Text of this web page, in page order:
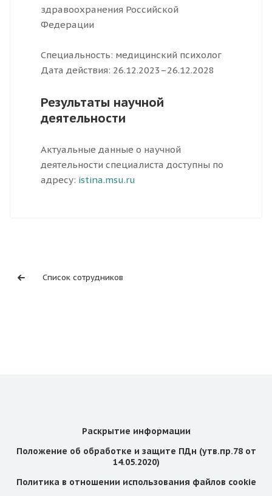
здравоохранения Российской
Федерации
Специальность: медицинский психолог
Дата действия: 26.12.2023–26.12.2028
Результаты научной
деятельности
Актуальные данные о научной
деятельности специалиста доступны по
адресу: istina.msu.ru
Список сотрудников
Раскрытие информации
Положение об обработке и защите ПДн (утв.пр.78 от
14.05.2020)
Политика в отношении использования файлов cookie